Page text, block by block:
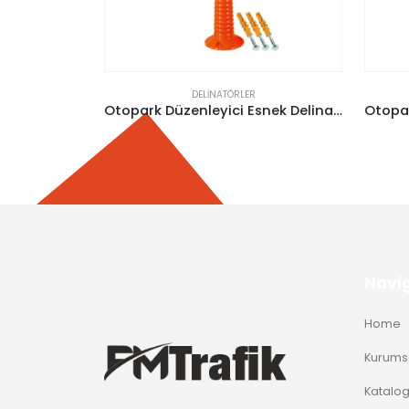
DELINATÖRLER
Otopark Düzenleyici Esnek Delinatör (Soketli)(40Cm) – (Tpe)
Home
Katalog